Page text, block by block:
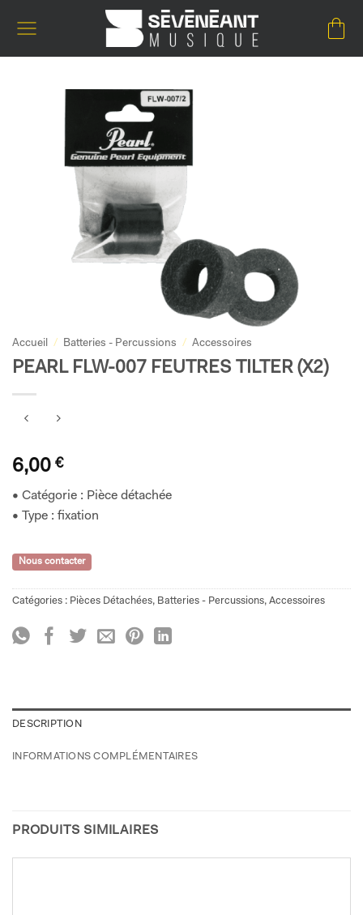
Accueil / Batteries - Percussions / Accessoires
PEARL FLW-007 FEUTRES TILTER (X2)
6,00 €
• Catégorie : Pièce détachée
• Type : fixation
Nous contacter
Catégories : Pièces Détachées, Batteries - Percussions, Accessoires
DESCRIPTION
INFORMATIONS COMPLÉMENTAIRES
PRODUITS SIMILAIRES